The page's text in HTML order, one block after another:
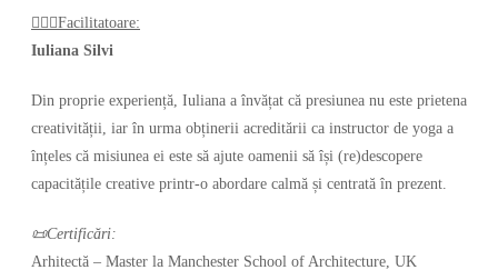
🙋🏻‍♀️Facilitatoare:
Iuliana Silvi
Din proprie experiență, Iuliana a învățat că presiunea nu este prietena
creativității, iar în urma obținerii acreditării ca instructor de yoga a
înțeles că misiunea ei este să ajute oamenii să își (re)descopere
capacitățile creative printr-o abordare calmă și centrată în prezent.
📜Certificări:
Arhitectă – Master la Manchester School of Architecture, UK